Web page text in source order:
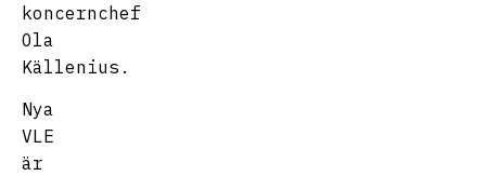
koncernchef
Ola
Källenius.
Nya
VLE
är